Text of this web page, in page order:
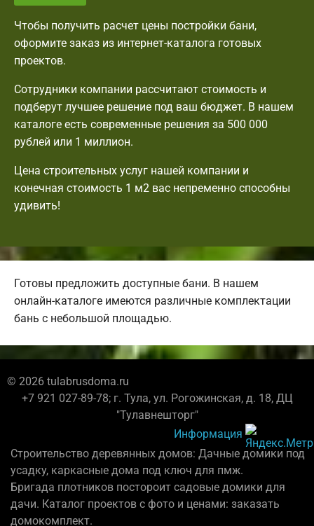
Чтобы получить расчет цены постройки бани,
оформите заказ из интернет-каталога готовых
проектов.
Сотрудники компании рассчитают стоимость и
подберут лучшее решение под ваш бюджет. В нашем
каталоге есть современные решения за 500 000
рублей или 1 миллион.
Цена строительных услуг нашей компании и
конечная стоимость 1 м2 вас непременно способны
удивить!
Готовы предложить доступные бани. В нашем
онлайн-каталоге имеются различные комплектации
бань с небольшой площадью.
© 2026 tulabrusdoma.ru
+7 921 027-89-78; г. Тула, ул. Рогожинская, д. 18, ДЦ
"Тулавнешторг"
Информация
Строительство деревянных домов: Дачные домики под
усадку, каркасные дома под ключ для пмж.
Бригада плотников постороит садовые домики для
дачи. Каталог проектов с фото и ценами: заказать
домокомплект.